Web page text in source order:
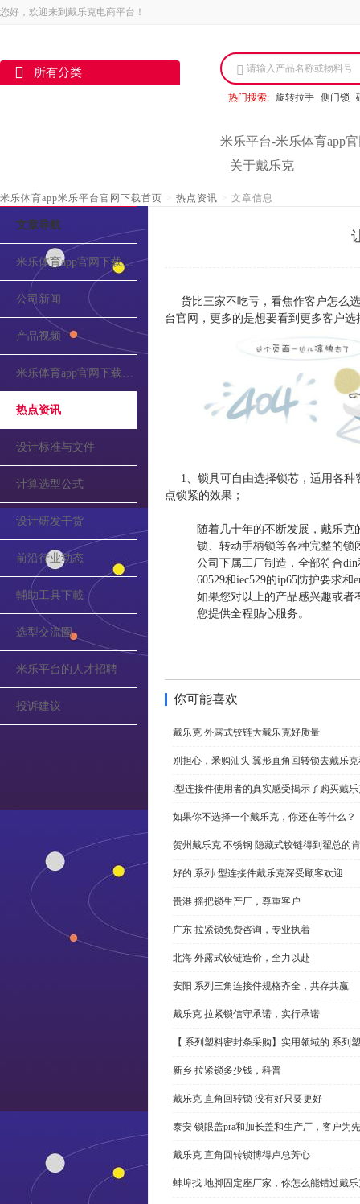
您好，欢迎来到戴乐克电商平台！
所有分类 请输入产品名称或物料号
热门搜索: 旋转拉手 侧门锁
米乐平台-米乐体育app
关于戴乐克
米乐体育app米乐平台官网下载首页 > 热点资讯 > 文章信息
文章导航
米乐体育app官网下载的介绍
公司新闻
产品视频
米乐体育app官网下载的公告
热点资讯
设计标准与文件
计算选型公式
设计研发干货
前沿行业动态
輔助工具下載
选型交流圈
米乐平台的人才招聘
投诉建议
货比三家不吃亏，看焦作客户怎么
台官网，更多的是想要看到更多客户
1、锁具可自由选择锁芯，适用各
点锁紧的效果；
随着几十年的不断发展，戴乐
锁、转动手柄锁等各种完整的锁
公司下属工厂制造，全部符合din
60529和iec529的ip65防护要求和
如果您对以上的产品感兴趣或者
您提供全程贴心服务。
你可能喜欢
戴乐克 外露式铰链大戴乐克好质量
别担心，釆购汕头 翼形直角回转锁去戴乐
l型连接件使用者的真实感受揭示了购买戴
如果你不选择一个戴乐克，你还在等什么？
贺州戴乐克 不锈钢 隐藏式铰链得到翟总的
好的 系列c型连接件戴乐克深受顾客欢迎
贵港 摇把锁生产厂，尊重客户
广东 拉紧锁免费咨询，专业执着
北海 外露式铰链造价，全力以赴
安阳 系列三角连接件规格齐全，共存共赢
戴乐克 拉紧锁信守承诺，实行承诺
【 系列塑料密封条采购】实用领域的 系列
新乡 拉紧锁多少钱，科普
戴乐克 直角回转锁 没有好只要更好
泰安 锁眼盖pra和加长盖和生产厂，客户为先
戴乐克 直角回转锁博得卢总芳心
蚌埠找 地脚固定座厂家，你怎么能错过戴